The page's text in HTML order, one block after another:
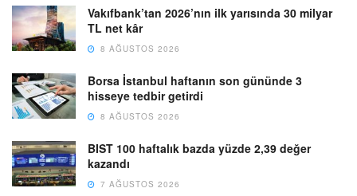
Vakıfbank’tan 2026’nın ilk yarısında 30 milyar
TL net kâr
8 AĞUSTOS 2026
Borsa İstanbul haftanın son gününde 3
hisseye tedbir getirdi
8 AĞUSTOS 2026
BIST 100 haftalık bazda yüzde 2,39 değer
kazandı
7 AĞUSTOS 2026